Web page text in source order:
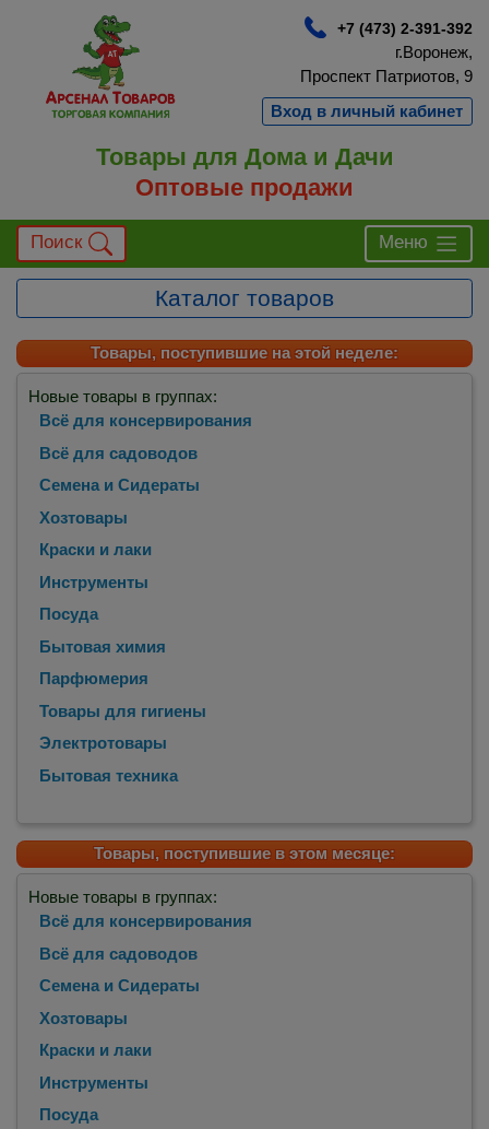
+7 (473) 2-391-392
г.Воронеж,
Проспект Патриотов, 9
Вход в личный кабинет
Товары для Дома и Дачи
Оптовые продажи
Поиск Меню
Каталог товаров
Товары, поступившие на этой неделе:
Новые товары в группах:
Всё для консервирования
Всё для садоводов
Семена и Сидераты
Хозтовары
Краски и лаки
Инструменты
Посуда
Бытовая химия
Парфюмерия
Товары для гигиены
Электротовары
Бытовая техника
Товары, поступившие в этом месяце:
Новые товары в группах:
Всё для консервирования
Всё для садоводов
Семена и Сидераты
Хозтовары
Краски и лаки
Инструменты
Посуда